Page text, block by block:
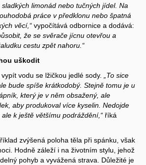
limonád nebo tučných jídel. Na
práce v předklonu nebo špatná
věcí,“ vypočítává odbornice a dodává:
že se svěrače jícnu otevřou a
cestu zpět nahoru.“
uškodit
vodu se lžičkou jedlé sody.
„To sice
bude spíše krátkodobý. Stejně tomu je u
který je v něm obsažený, ale
aby produkoval více kyselin. Nedojde
k ještě většímu podráždění,“ říká
zvýšená poloha těla při spánku, však
Hodně záleží i na životním stylu, jehož
pohyb a vyvážená strava. Důležité je